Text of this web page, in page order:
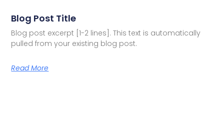
Blog Post Title
Blog post excerpt [1-2 lines]. This text is automatically
pulled from your existing blog post.
Read More